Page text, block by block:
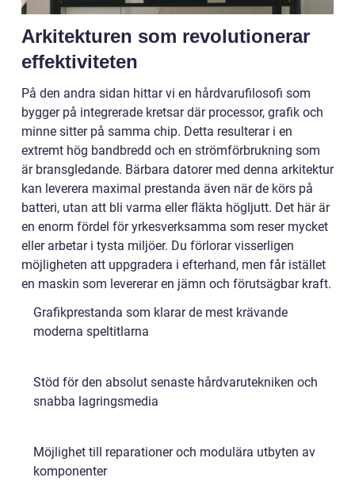
Arkitekturen som revolutionerar
effektiviteten
På den andra sidan hittar vi en hårdvarufilosofi som
bygger på integrerade kretsar där processor, grafik och
minne sitter på samma chip. Detta resulterar i en
extremt hög bandbredd och en strömförbrukning som
är bransgledande. Bärbara datorer med denna arkitektur
kan leverera maximal prestanda även när de körs på
batteri, utan att bli varma eller fläkta högljutt. Det här är
en enorm fördel för yrkesverksamma som reser mycket
eller arbetar i tysta miljöer. Du förlorar visserligen
möjligheten att uppgradera i efterhand, men får istället
en maskin som levererar en jämn och förutsägbar kraft.
Grafikprestanda som klarar de mest krävande
moderna speltitlarna
Stöd för den absolut senaste hårdvarutekniken och
snabba lagringsmedia
Möjlighet till reparationer och modulära utbyten av
komponenter